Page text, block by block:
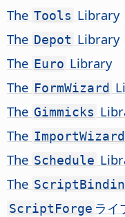
The Tools Library
The Depot Library
The Euro Library
The FormWizard
The Gimmicks
The ImportWizard
The Schedule
The
ScriptForge ライ